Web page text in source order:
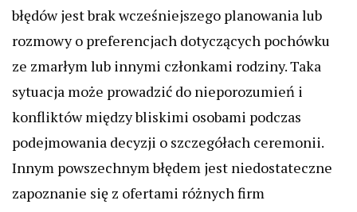
błędów jest brak wcześniejszego planowania lub
rozmowy o preferencjach dotyczących pochówku
ze zmarłym lub innymi członkami rodziny. Taka
sytuacja może prowadzić do nieporozumień i
konfliktów między bliskimi osobami podczas
podejmowania decyzji o szczegółach ceremonii.
Innym powszechnym błędem jest niedostateczne
zapoznanie się z ofertami różnych firm